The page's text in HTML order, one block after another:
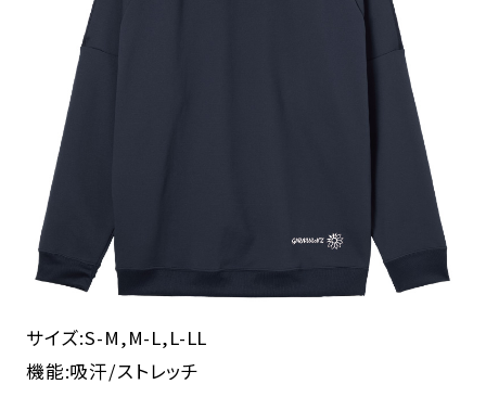
サイズ:S-M,M-L,L-LL
機能:吸汗/ストレッチ